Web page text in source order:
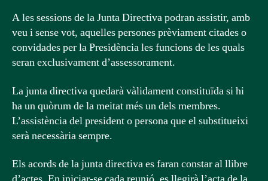
A les sessions de la Junta Directiva podran assistir, amb
veu i sense vot, aquelles persones prèviament citades o
convidades per la Presidència les funcions de les quals
seran exclusivament d’assessorament.
La junta directiva quedarà vàlidament constituïda si hi
ha un quòrum de la meitat més un dels membres.
L’assistència del president o persona que el substitueixi
serà necessària sempre.
Els acords de la junta directiva es faran constar al llibre